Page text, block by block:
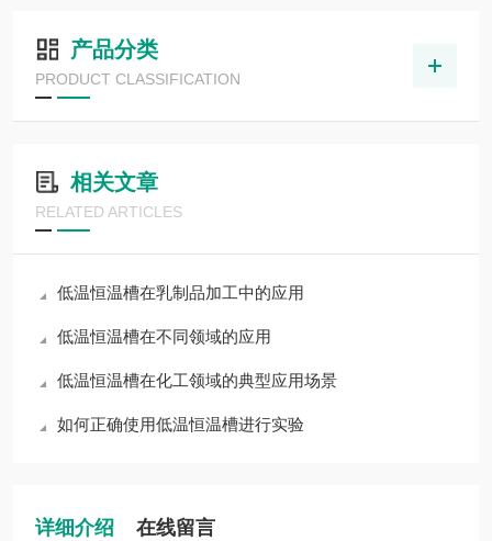
产品分类
PRODUCT CLASSIFICATION
相关文章
RELATED ARTICLES
低温恒温槽在乳制品加工中的应用
低温恒温槽在不同领域的应用
低温恒温槽在化工领域的典型应用场景
如何正确使用低温恒温槽进行实验
详细介绍 在线留言